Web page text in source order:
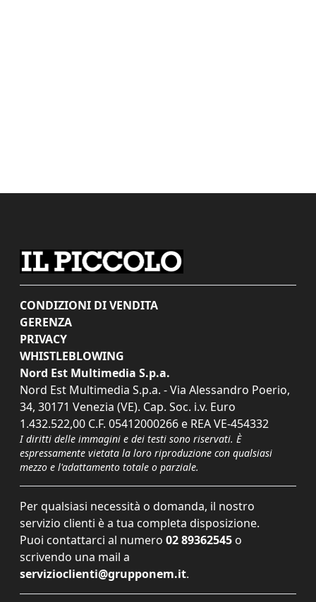
CONDIZIONI DI VENDITA
GERENZA
PRIVACY
WHISTLEBLOWING
Nord Est Multimedia S.p.a.
Nord Est Multimedia S.p.a. - Via Alessandro Poerio,
34, 30171 Venezia (VE). Cap. Soc. i.v. Euro
1.432.522,00 C.F. 05412000266 e REA VE-454332
I diritti delle immagini e dei testi sono riservati. È
espressamente vietata la loro riproduzione con qualsiasi
mezzo e l'adattamento totale o parziale.
Per qualsiasi necessità o domanda, il nostro
servizio clienti è a tua completa disposizione.
Puoi contattarci al numero 02 89362545 o
scrivendo una mail a
servizioclienti@grupponem.it.